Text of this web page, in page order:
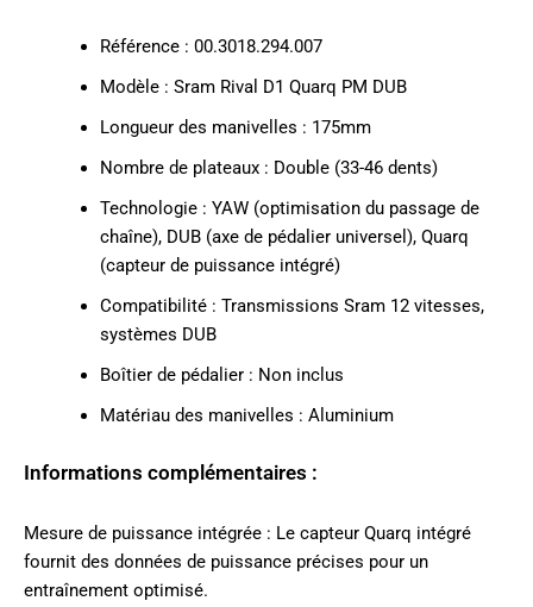
Référence : 00.3018.294.007
Modèle : Sram Rival D1 Quarq PM DUB
Longueur des manivelles : 175mm
Nombre de plateaux : Double (33-46 dents)
Technologie : YAW (optimisation du passage de
chaîne), DUB (axe de pédalier universel), Quarq
(capteur de puissance intégré)
Compatibilité : Transmissions Sram 12 vitesses,
systèmes DUB
Boîtier de pédalier : Non inclus
Matériau des manivelles : Aluminium
Informations complémentaires :
Mesure de puissance intégrée : Le capteur Quarq intégré
fournit des données de puissance précises pour un
entraînement optimisé.